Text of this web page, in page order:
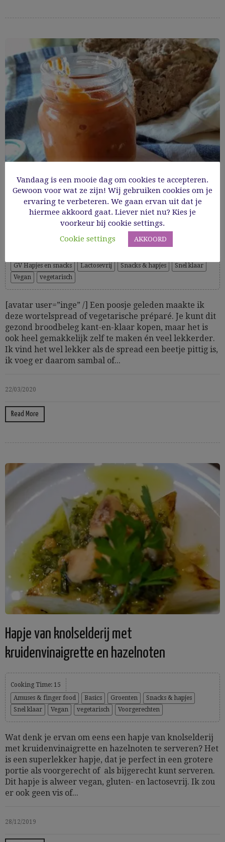
Wortelspread
Cooking Time: 15
GV Hapjes en snacks
Lactosevrij Snacks & hapjes
Snel klaar
Vegan
vegetarisch
[avatar user=”inge” /] Een poosje geleden maakte ik
deze wortelspread of vegetarische préparé. Je kunt dit
gezond broodbeleg kant-en-klaar kopen, maar het is
ook heel gemakkelijk zelf te maken én veel lekkerder.
Ik vind het wel lekker als de spread een beetje pittig is,
ik voeg er daarom sambal of...
22/03/2020
Read More
Hapje van knolselderij met
kruidenvinaigrette en hazelnoten
Cooking Time: 15
Amuses & finger food
Basics Groenten
Snacks & hapjes
Snel klaar
Vegan vegetarisch Voorgerechten
Wat denk je ervan om eens een hapje van knolselderij
met kruidenvinaigrette en hazelnoten te serveren? Het
is een superlekker hapje, dat je perfect in een grotere
portie als voorgerecht of als bijgerecht kunt serveren.
Dit hapje is alweer vegan, gluten- en lactosevrij. Ik zou
er ook geen vis of...
28/12/2019
Vandaag is een mooie dag om cookies te accepteren.
Gewoon voor wat ze zijn! Wij gebruiken cookies om je
ervaring te verbeteren. We gaan ervan uit dat je
hiermee akkoord gaat. Liever niet nu? Kies je
voorkeur bij cookie settings.
Cookie settings
AKKOORD